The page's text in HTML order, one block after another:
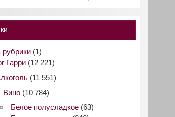
рубрики(1)
Гарри(12 221)
(11 551)
Вино (10 784)
Белое полусладкое (63)